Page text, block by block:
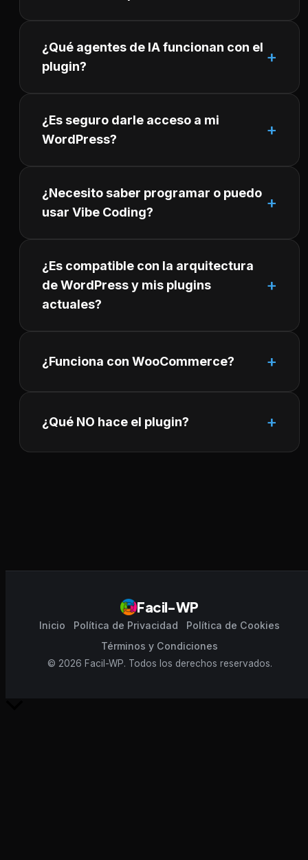
¿Qué agentes de IA funcionan con el
plugin?
¿Es seguro darle acceso a mi
WordPress?
¿Necesito saber programar o puedo
usar Vibe Coding?
¿Es compatible con la arquitectura
de WordPress y mis plugins
actuales?
¿Funciona con WooCommerce?
¿Qué NO hace el plugin?
Facil-WP
Inicio Política de Privacidad
Política de Cookies
Términos y Condiciones
© 2026 Facil-WP. Todos los derechos reservados.